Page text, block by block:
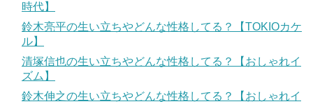
時代】
鈴木亮平の生い立ちやどんな性格してる？【TOKIOカケ
ル】
清塚信也の生い立ちやどんな性格してる？【おしゃれイ
ズム】
鈴木伸之の生い立ちやどんな性格してる？【おしゃれイ